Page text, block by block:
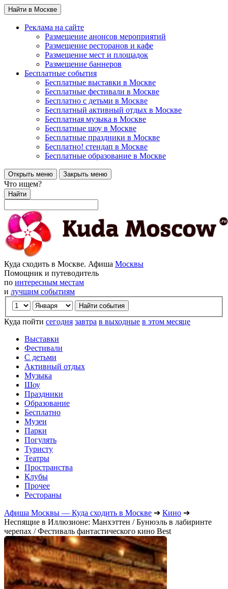
Найти в Москве
Реклама на сайте
Размещение анонсов мероприятий
Размещение ресторанов и кафе
Размещение мест и площадок
Размещение баннеров
Бесплатные события
Бесплатные выставки в Москве
Бесплатные фестивали в Москве
Бесплатно с детьми в Москве
Бесплатный активный отдых в Москве
Бесплатная музыка в Москве
Бесплатные шоу в Москве
Бесплатные праздники в Москве
Бесплатно! стендап в Москве
Бесплатные образование в Москве
Открыть меню Закрыть меню
Что ищем?
Найти
Куда сходить в Москве. Афиша Москвы
Помощник и путеводитель
по интересным местам
и лучшим событиям
Куда пойти сегодня завтра в выходные в этом месяце
Выставки
Фестивали
С детьми
Активный отдых
Музыка
Шоу
Праздники
Образование
Бесплатно
Музеи
Парки
Погулять
Туристу
Театры
Пространства
Клубы
Прочее
Рестораны
Афиша Москвы — Куда сходить в Москве ➔ Кино ➔
Неспящие в Иллюзионе: Манхэттен / Бунюэль в лабиринте
черепах / Фестиваль фантастического кино Best